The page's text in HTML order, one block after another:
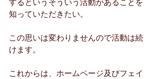
するというそういう活動があることを
知っていただきたい。
この思いは変わりませんので活動は続
けます。
これからは、ホームページ及びフェイ